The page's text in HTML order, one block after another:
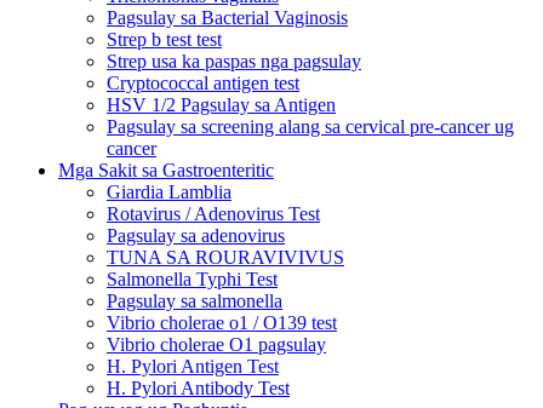
Pagsulay sa Bacterial Vaginosis
Strep b test test
Strep usa ka paspas nga pagsulay
Cryptococcal antigen test
HSV 1/2 Pagsulay sa Antigen
Pagsulay sa screening alang sa cervical pre-cancer ug
cancer
Mga Sakit sa Gastroenteritic
Giardia Lamblia
Rotavirus / Adenovirus Test
Pagsulay sa adenovirus
TUNA SA ROURAVIVIVUS
Salmonella Typhi Test
Pagsulay sa salmonella
Vibrio cholerae o1 / O139 test
Vibrio cholerae O1 pagsulay
H. Pylori Antigen Test
H. Pylori Antibody Test